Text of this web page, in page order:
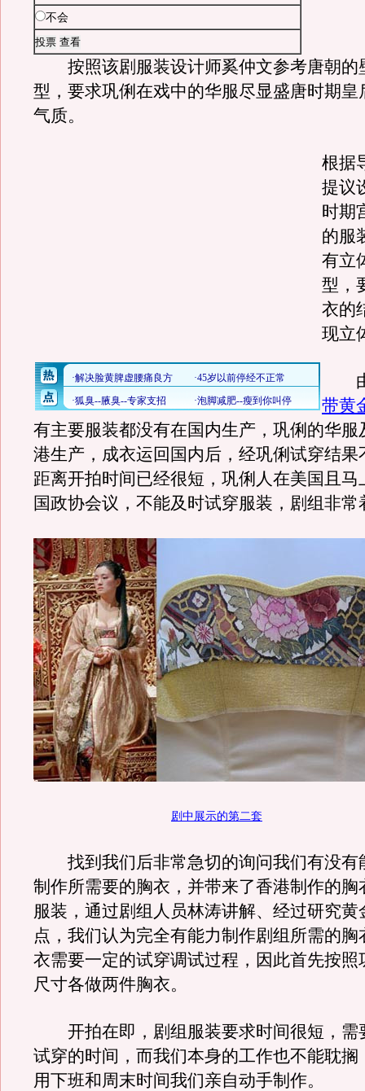
不会
按照该剧服装设计师奚仲文参考唐朝的
型，要求巩俐在戏中的华服尽显盛唐时期皇
气质。
根据
提议
时期
的服
有立
型，
衣的
现立
由
带黄
有主要服装都没有在国内生产，巩俐的华服
港生产，成衣运回国内后，经巩俐试穿结果
距离开拍时间已经很短，巩俐人在美国且马
国政协会议，不能及时试穿服装，剧组非常
剧中展示的第二套
找到我们后非常急切的询问我们有没有
制作所需要的胸衣，并带来了香港制作的胸
服装，通过剧组人员林涛讲解、经过研究黄
点，我们认为完全有能力制作剧组所需的胸
衣需要一定的试穿调试过程，因此首先按照
尺寸各做两件胸衣。
开拍在即，剧组服装要求时间很短，需
试穿的时间，而我们本身的工作也不能耽搁
用下班和周末时间我们亲自动手制作。